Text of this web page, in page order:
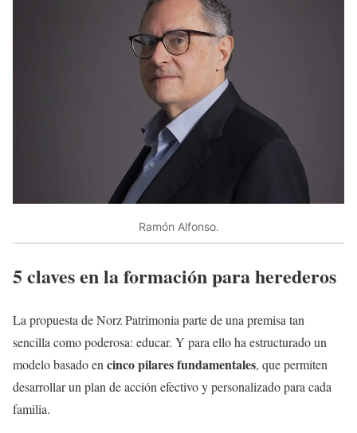
Ramón Alfonso.
5 claves en la formación para herederos
La propuesta de Norz Patrimonia parte de una premisa tan
sencilla como poderosa: educar. Y para ello ha estructurado un
modelo basado en cinco pilares fundamentales, que permiten
desarrollar un plan de acción efectivo y personalizado para cada
familia.